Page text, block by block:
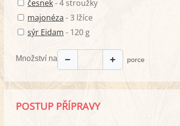
česnek- 4 stroužky
majonéza - 3 lžíce
sýr Eidam - 120 g
Množství na − + porce
POSTUP PŘÍPRAVY